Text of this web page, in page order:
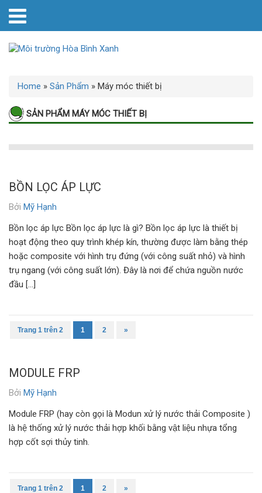
Home » Sản Phẩm » Máy móc thiết bị
SẢN PHẨM MÁY MÓC THIẾT BỊ
BỒN LỌC ÁP LỰC
Bởi Mỹ Hạnh
Bồn lọc áp lực Bồn lọc áp lực là gì? Bồn lọc áp lực là thiết bị
hoạt động theo quy trình khép kín, thường được làm bằng thép
hoặc composite với hình trụ đứng (với công suất nhỏ) và hình
trụ ngang (với công suất lớn). Đây là nơi để chứa nguồn nước
đầu […]
Trang 1 trên 2 1 2 »
MODULE FRP
Bởi Mỹ Hạnh
Module FRP (hay còn gọi là Modun xử lý nước thải Composite )
là hệ thống xử lý nước thải hợp khối bằng vật liệu nhựa tổng
hợp cốt sợi thủy tinh.
Trang 1 trên 2 1 2 »